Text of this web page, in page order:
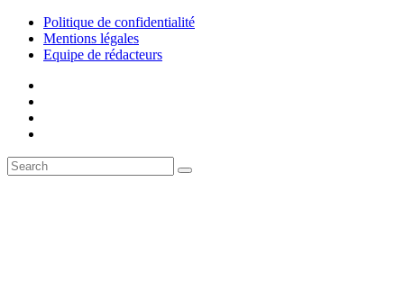
Politique de confidentialité
Mentions légales
Equipe de rédacteurs